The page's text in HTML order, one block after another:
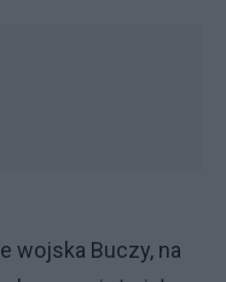
wojska Buczy, na